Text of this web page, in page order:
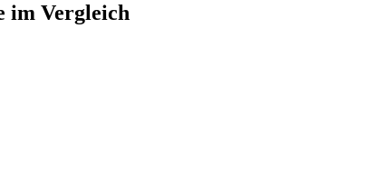
im Vergleich